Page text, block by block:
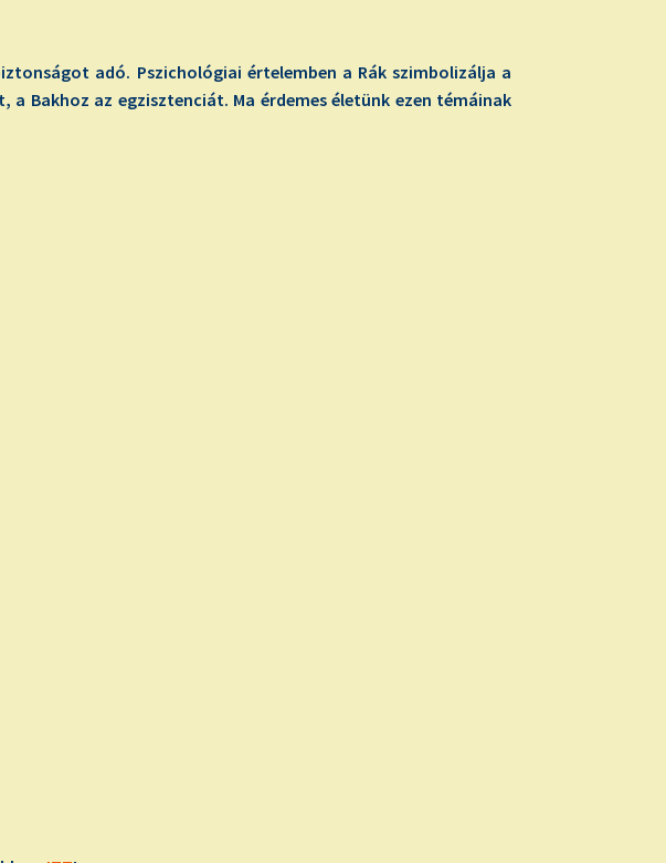
adó. Pszichológiai értelemben a Rák szimbolizálja a
Bakhoz az egzisztenciát. Ma érdemes életünk ezen témáinak